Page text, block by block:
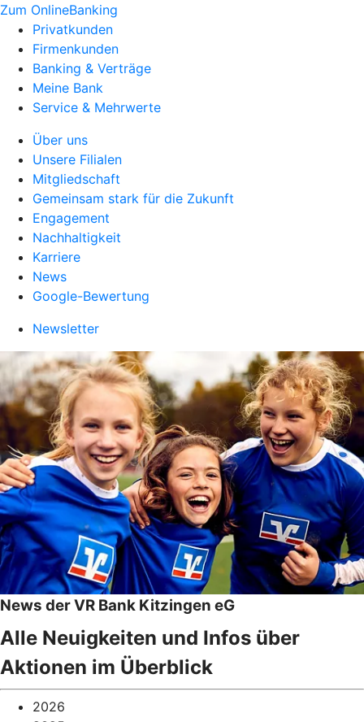
Zum OnlineBanking
Privatkunden
Firmenkunden
Banking & Verträge
Meine Bank
Service & Mehrwerte
Über uns
Unsere Filialen
Mitgliedschaft
Gemeinsam stark für die Zukunft
Engagement
Nachhaltigkeit
Karriere
News
Google-Bewertung
Newsletter
News der VR Bank Kitzingen eG
Alle Neuigkeiten und Infos über
Aktionen im Überblick
2026